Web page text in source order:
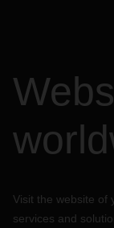
Visit the website of
services and